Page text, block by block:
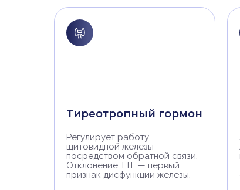
Тиреотропный гормон
Регулирует работу
щитовидной железы
посредством обратной связи.
Отклонение ТТГ — первый
признак дисфункции железы.